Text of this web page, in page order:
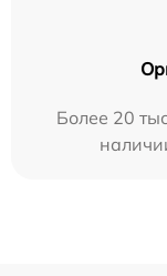
Более 20